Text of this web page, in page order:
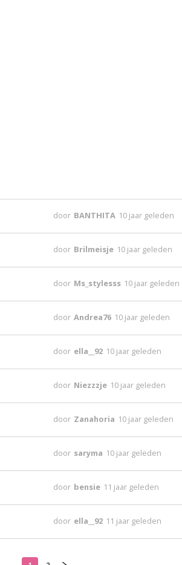
door BANTHITA 10 jaar geleden
door Brilmeisje 10 jaar geleden
door Ms_stylesss 10 jaar geleden
door Andrea76 10 jaar geleden
door ella__92 10 jaar geleden
door Niezzzje 10 jaar geleden
door Zanahoria 10 jaar geleden
door saryma 10 jaar geleden
door bensie 11 jaar geleden
door ella__92 11 jaar geleden